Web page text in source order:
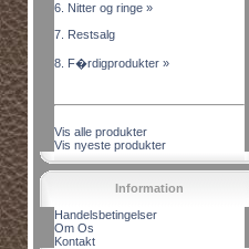
6. Nitter og ringe »
7. Restsalg
8. F�rdigprodukter »
Vis alle produkter
Vis nyeste produkter
Information
Handelsbetingelser
Om Os
Kontakt